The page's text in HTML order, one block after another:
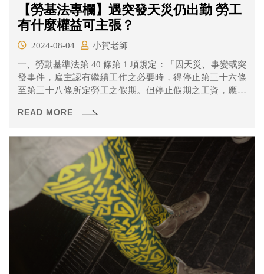
【勞基法專欄】遇突發天災仍出勤 勞工
有什麼權益可主張？
2024-08-04
小賀老師
一、勞動基準法第 40 條第 1 項規定：「因天災、事變或突
發事件，雇主認有繼續工作之必要時，得停止第三十六條
至第三十八條所定勞工之假期。但停止假期之工資，應加
息」，原則上應於天災、事變或突發事件工作結束後旋即
READ MORE